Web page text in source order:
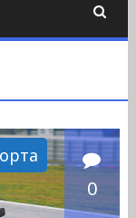
0